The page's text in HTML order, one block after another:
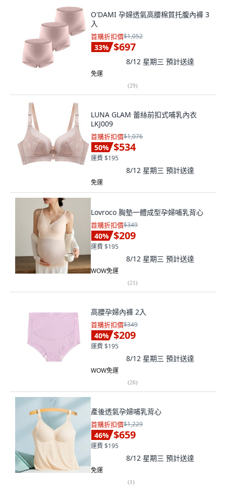
O'DAMI 孕婦透氣高腰棉質托腹內褲 3
入
首購折扣價$1,052
33% $697
8/12 星期三 預計送達
免運
(29)
LUNA GLAM 蕾絲前扣式哺乳內衣
LKJ009
首購折扣價$1,076
50% $534
運費 $195
8/12 星期三 預計送達
免運
Lovroco 胸墊一體成型孕婦哺乳背心
首購折扣價$349
40% $209
運費 $195
8/12 星期三 預計送達
WOW免運
(21)
高腰孕婦內褲 2入
首購折扣價$349
40% $209
運費 $195
8/12 星期三 預計送達
WOW免運
(26)
產後透氣孕婦哺乳背心
首購折扣價$1,229
46% $659
運費 $195
8/12 星期三 預計送達
免運
(1)